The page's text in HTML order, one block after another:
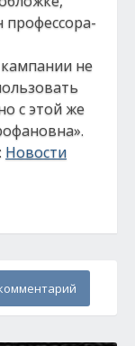
профессора-
не
с этой же
Новости